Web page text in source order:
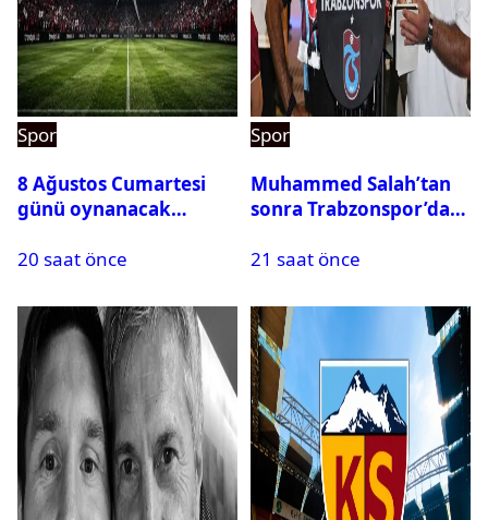
Spor
8 Ağustos Cumartesi
günü oynanacak
20 saat önce
Spor
Muhammed Salah’tan
sonra Trabzonspor’dan
21 saat önce